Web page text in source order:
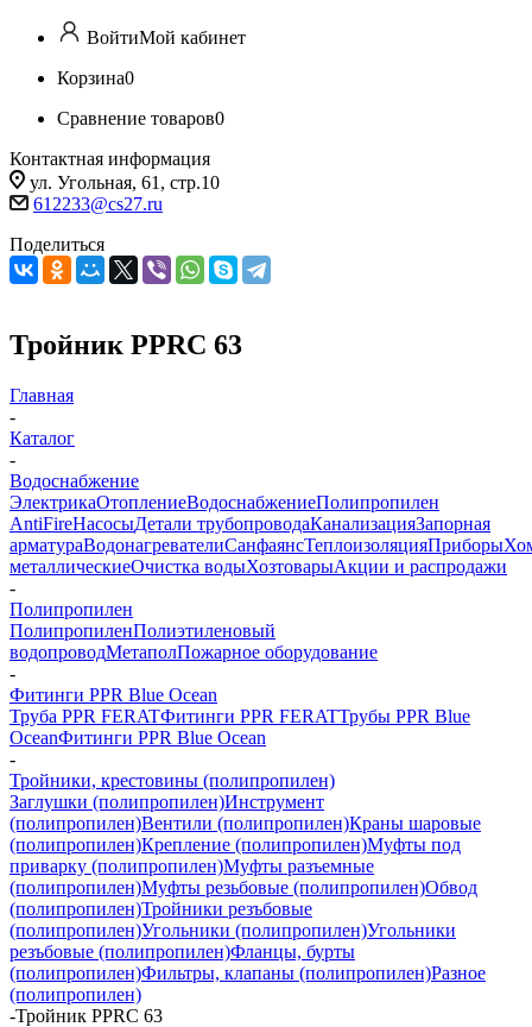
ВойтиМой кабинет
Корзина0
Сравнение товаров0
Контактная информация
ул. Угольная, 61, стр.10
612233@cs27.ru
Поделиться
Тройник PPRC 63
Главная
-
Каталог
-
Водоснабжение
ЭлектрикаОтоплениеВодоснабжениеПолипропилен
AntiFireНасосыДетали трубопроводаКанализацияЗапорная
арматураВодонагревателиСанфаянсТеплоизоляцияПриборы
металлическиеОчистка водыХозтоварыАкции и распродажи
-
Полипропилен
ПолипропиленПолиэтиленовый
водопроводМетаполПожарное оборудование
-
Фитинги PPR Blue Ocean
Труба PPR FERATФитинги PPR FERATТрубы PPR Blue
OceanФитинги PPR Blue Ocean
-
Тройники, крестовины (полипропилен)
Заглушки (полипропилен)Инструмент
(полипропилен)Вентили (полипропилен)Краны шаровые
(полипропилен)Крепление (полипропилен)Муфты под
приварку (полипропилен)Муфты разъемные
(полипропилен)Муфты резьбовые (полипропилен)Обвод
(полипропилен)Тройники резъбовые
(полипропилен)Угольники (полипропилен)Угольники
резъбовые (полипропилен)Фланцы, бурты
(полипропилен)Фильтры, клапаны (полипропилен)Разное
(полипропилен)
-Тройник PPRC 63